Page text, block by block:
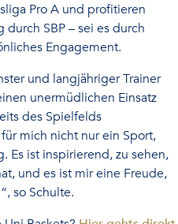
Pro A und profitieren
SBP – sei es durch
Engagement.
und langjähriger Trainer
unermüdlichen Einsatz
des Spielfelds
mich nicht nur ein Sport,
Es ist inspirierend, zu sehen,
und es ist mir eine Freude,
so Schulte.